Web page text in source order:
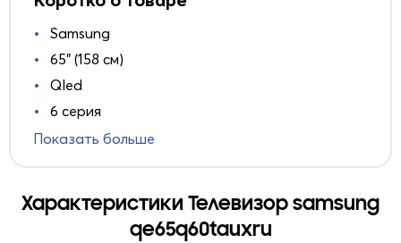
Samsung
65" (158 см)
Qled
6 серия
Показать больше
Характеристики Телевизор samsung
qe65q60tauxru